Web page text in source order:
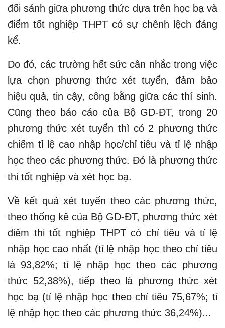
đối sánh giữa phương thức dựa trên học bạ và
điểm tốt nghiệp THPT có sự chênh lệch đáng
kể.
Do đó, các trường hết sức cân nhắc trong việc
lựa chọn phương thức xét tuyển, đảm bảo
hiệu quả, tin cậy, công bằng giữa các thí sinh.
Cũng theo báo cáo của Bộ GD-ĐT, trong 20
phương thức xét tuyển thì có 2 phương thức
chiếm tỉ lệ cao nhập học/chỉ tiêu và tỉ lệ nhập
học theo các phương thức. Đó là phương thức
thi tốt nghiệp và xét học bạ.
Về kết quả xét tuyển theo các phương thức,
theo thống kê của Bộ GD-ĐT, phương thức xét
điểm thi tốt nghiệp THPT có chỉ tiêu và tỉ lệ
nhập học cao nhất (tỉ lệ nhập học theo chỉ tiêu
là 93,82%; tỉ lệ nhập học theo các phương
thức 52,38%), tiếp theo là phương thức xét
học bạ (tỉ lệ nhập học theo chỉ tiêu 75,67%; tỉ
lệ nhập học theo các phương thức 36,24%)...